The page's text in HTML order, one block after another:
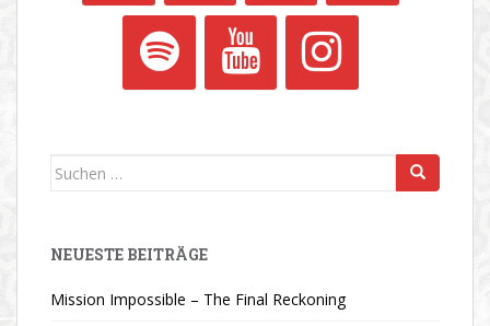
Suchen
NEUESTE BEITRÄGE
Mission Impossible – The Final Reckoning